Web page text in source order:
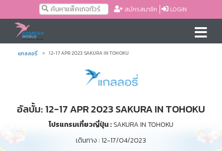
สมัครสมาชิก LOGIN
แกลลอรี่ 12-17 APR 2023 SAKURA IN TOHOKU
อัลบั้ม: 12-17 APR 2023 SAKURA IN TOHOKU
โปรแกรมเที่ยวญี่ปุ่น :SAKURA IN TOHOKU
เดินทาง : 12-17/04/2023